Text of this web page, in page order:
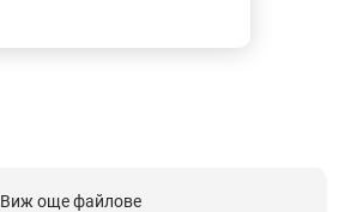
Виж още файлове